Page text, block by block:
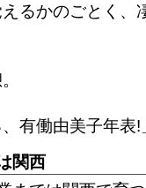
るかのごとく、
有働由美子年表!
関西